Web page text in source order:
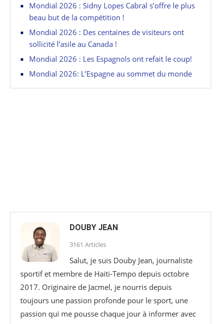
Mondial 2026 : Sidny Lopes Cabral s’offre le plus
beau but de la compétition !
Mondial 2026 : Des centaines de visiteurs ont
sollicité l’asile au Canada !
Mondial 2026 : Les Espagnols ont refait le coup!
Mondial 2026: L’Espagne au sommet du monde
DOUBY JEAN
3161 Articles
Salut, je suis Douby Jean, journaliste
sportif et membre de Haiti-Tempo depuis octobre
2017. Originaire de Jacmel, je nourris depuis
toujours une passion profonde pour le sport, une
passion qui me pousse chaque jour à informer avec